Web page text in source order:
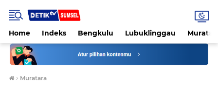
Home Indeks Bengkulu Lubuklinggau
› Muratara